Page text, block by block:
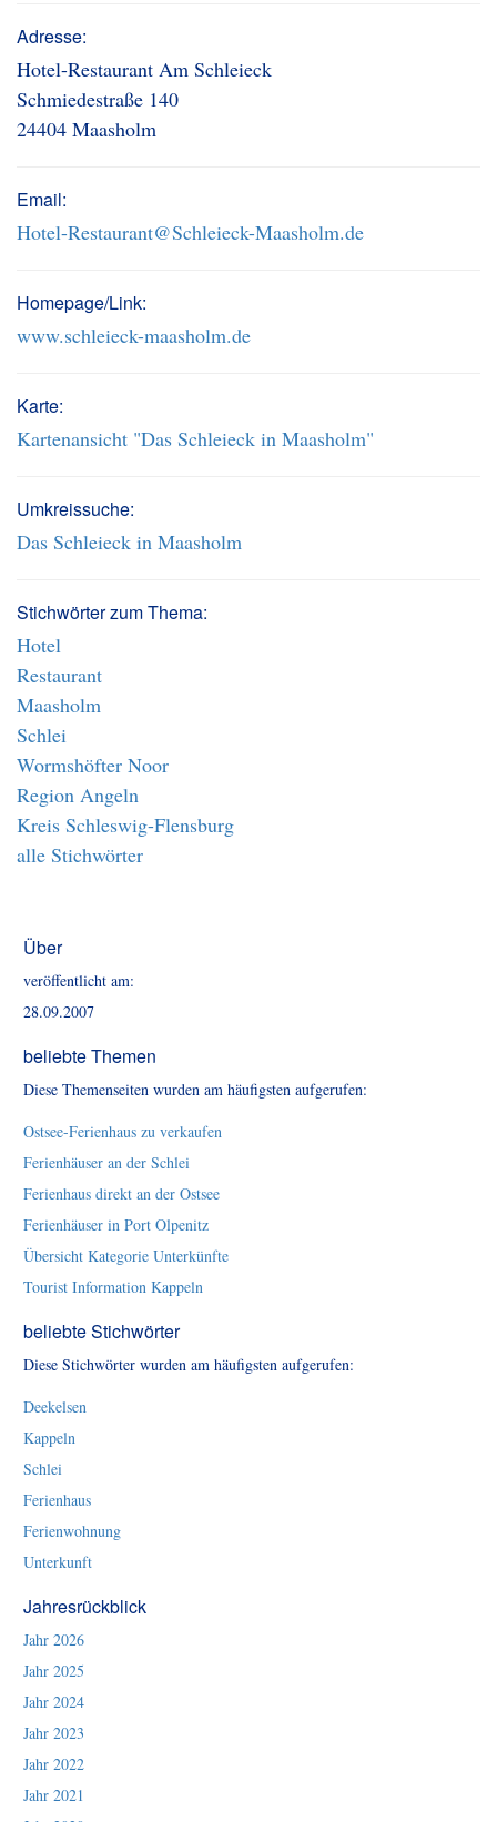
Adresse:
Hotel-Restaurant Am Schleieck
Schmiedestraße 140
24404 Maasholm
Email:
Hotel-Restaurant@Schleieck-Maasholm.de
Homepage/Link:
www.schleieck-maasholm.de
Karte:
Kartenansicht "Das Schleieck in Maasholm"
Umkreissuche:
Das Schleieck in Maasholm
Stichwörter zum Thema:
Hotel
Restaurant
Maasholm
Schlei
Wormshöfter Noor
Region Angeln
Kreis Schleswig-Flensburg
alle Stichwörter
Über
veröffentlicht am:
28.09.2007
beliebte Themen
Diese Themenseiten wurden am häufigsten aufgerufen:
Ostsee-Ferienhaus zu verkaufen
Ferienhäuser an der Schlei
Ferienhaus direkt an der Ostsee
Ferienhäuser in Port Olpenitz
Übersicht Kategorie Unterkünfte
Tourist Information Kappeln
beliebte Stichwörter
Diese Stichwörter wurden am häufigsten aufgerufen:
Deekelsen
Kappeln
Schlei
Ferienhaus
Ferienwohnung
Unterkunft
Jahresrückblick
Jahr 2026
Jahr 2025
Jahr 2024
Jahr 2023
Jahr 2022
Jahr 2021